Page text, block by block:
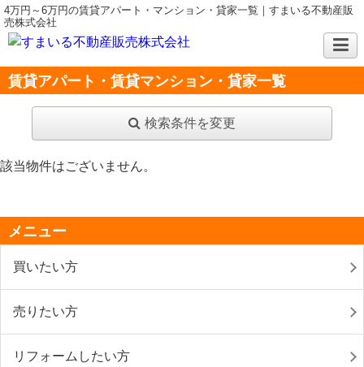
4万円～6万円の賃貸アパート・マンション・貸家一覧｜すまいる不動産販
売株式会社
賃貸アパート・賃貸マンション・貸家一覧
検索条件を変更
該当物件はございません。
メニュー
買いたい方
売りたい方
リフォームしたい方